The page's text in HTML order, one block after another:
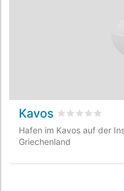
Kavos bewertet0
Hafen im Kavos auf der
Griechenland